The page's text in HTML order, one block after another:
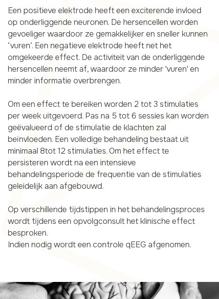
Een positieve elektrode heeft een exciterende invloed
op onderliggende neuronen. De hersencellen worden
gevoeliger waardoor ze gemakkelijker en sneller kunnen
‘vuren’. Een negatieve elektrode heeft net het
omgekeerde effect. De activiteit van de onderliggende
hersencellen neemt af, waardoor ze minder 'vuren' en
minder informatie overbrengen.
Om een effect te bereiken worden 2 tot 3 stimulaties
per week uitgevoerd. Pas na 5 tot 6 sessies kan worden
geëvalueerd of de stimulatie de klachten zal
beïnvloeden. Een volledige behandeling bestaat uit
minimaal 8tot 12 stimulaties. Om het effect te
persisteren wordt na een intensieve
behandelingsperiode de frequentie van de stimulaties
geleidelijk aan afgebouwd.
Op verschillende tijdstippen in het behandelingsproces
wordt tijdens een opvolgconsult het klinische effect
besproken.
Indien nodig wordt een controle qEEG afgenomen.